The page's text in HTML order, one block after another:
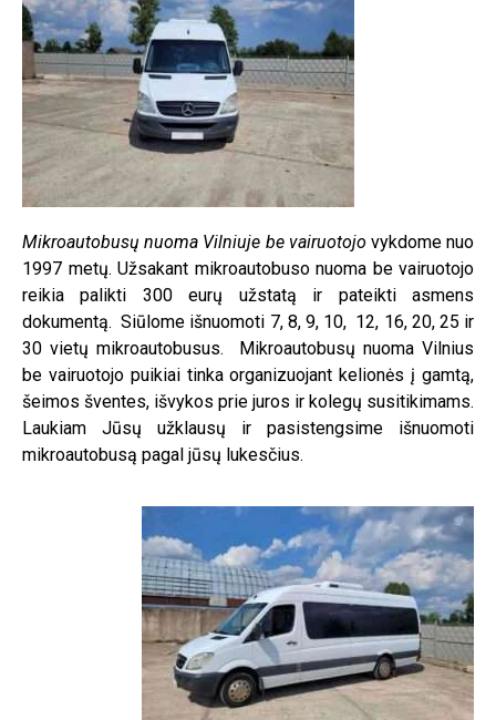
Mikroautobusų nuoma Vilniuje be vairuotojo vykdome nuo
1997 metų. Užsakant mikroautobuso nuoma be vairuotojo
reikia palikti 300 eurų užstatą ir pateikti asmens
dokumentą. Siūlome išnuomoti 7, 8, 9, 10, 12, 16, 20, 25 ir
30 vietų mikroautobusus. Mikroautobusų nuoma Vilnius
be vairuotojo puikiai tinka organizuojant kelionės į gamtą,
šeimos šventes, išvykos prie juros ir kolegų susitikimams.
Laukiam Jūsų užklausų ir pasistengsime išnuomoti
mikroautobusą pagal jūsų lukesčius.